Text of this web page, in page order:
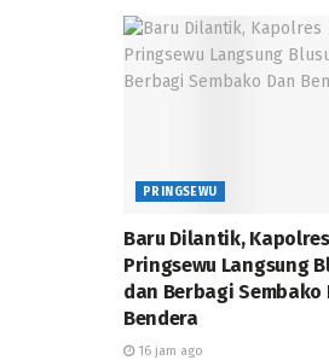
PRINGSEWU
Baru Dilantik, Kapolres
Pringsewu Langsung
dan Berbagi Sembako
Bendera
16 jam ago